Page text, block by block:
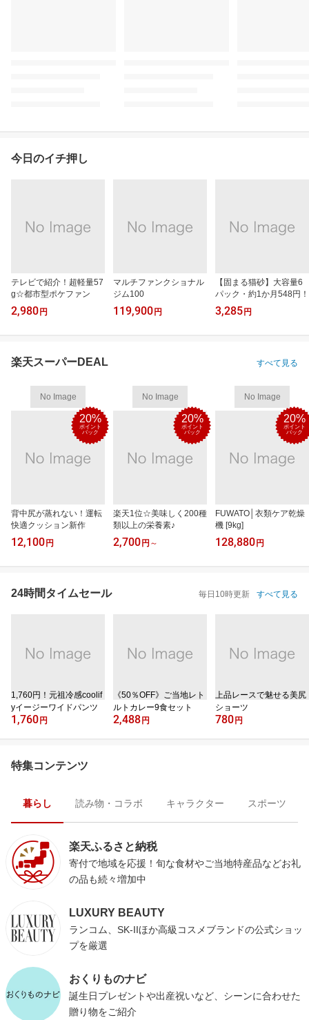
今日のイチ押し
テレビで紹介！超軽量57
g☆都市型ポケファン
2,980 円
マルチファンクショナル
ジム100
119,900 円
【固まる猫砂】大容量6
パック・約1か月548円！
3,285 円
楽天スーパーDEAL すべて見る
No Image
20%
ポイント
バック
背中尻が蒸れない！運転
快適クッション新作
12,100 円
No Image
20%
ポイント
バック
楽天1位☆美味しく200種
類以上の栄養素♪
2,700 円 ～
No Image
20%
ポイント
バック
FUWATO│衣類ケア乾燥
機 [9kg]
128,880 円
24時間タイムセール 毎日10時更新 すべて見る
1,760円！元祖冷感coolif
yイージーワイドパンツ
1,760 円
《50％OFF》ご当地レト
ルトカレー9食セット
2,488 円
上品レースで魅せる美尻
ショーツ
780 円
特集コンテンツ
暮らし 読み物・コラボ キャラクター スポーツ
楽天ふるさと納税
寄付で地域を応援！旬な食材やご当地特産品などお礼
の品も続々増加中
LUXURY BEAUTY
ランコム、SK-IIほか高級コスメブランドの公式ショッ
プを厳選
おくりものナビ
誕生日プレゼントや出産祝いなど、シーンに合わせた
贈り物をご紹介